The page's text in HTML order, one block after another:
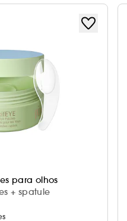
para olhos
+ spatule